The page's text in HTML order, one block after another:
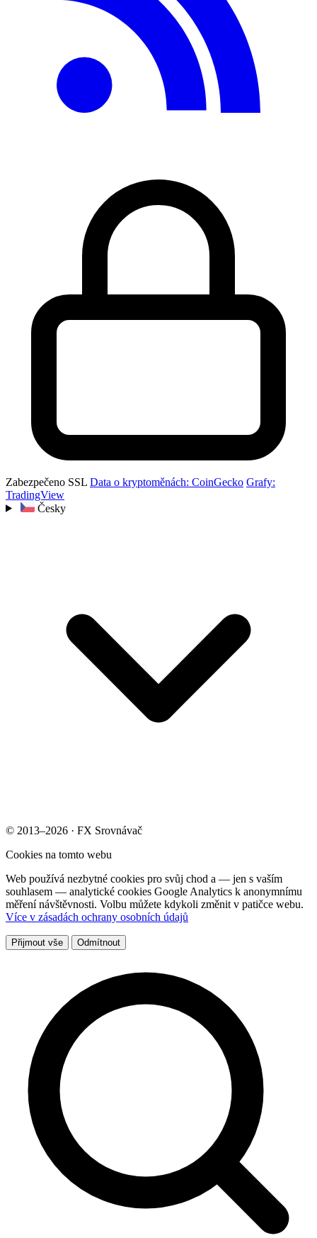
Zabezpečeno SSL Data o kryptoměnách: CoinGecko Grafy:
TradingView
Česky
© 2013–2026 · FX Srovnávač
Cookies na tomto webu
Web používá nezbytné cookies pro svůj chod a — jen s vaším
souhlasem — analytické cookies Google Analytics k anonymnímu
měření návštěvnosti. Volbu můžete kdykoli změnit v patičce webu.
Více v zásadách ochrany osobních údajů
Přijmout vše Odmítnout